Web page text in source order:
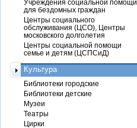
Учреждения социальной помощи
для бездомных граждан
Центры социального
обслуживания (ЦСО), Центры
московского долголетия
Центры социальной помощи
семье и детям (ЦСПСиД)
Культура
Библиотеки городские
Библиотеки детские
Музеи
Театры
Цирки